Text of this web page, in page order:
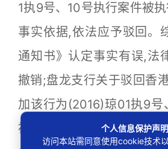
1执9号、10号执行案件被
事实依据,依法应予驳回。
通知书》认定事实有误,法
撤销;盘龙支行关于驳回香
加该行为(2016)琼01执9号
被执行人的请求没有事实
个人信息保护声明
访问本站需同意使用cookie技术以